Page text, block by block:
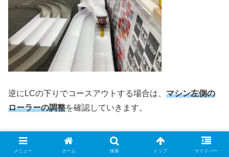
逆にLCの下りでコースアウトする場合は、 マシン左側の
ローラーの調整を確認していきます。
メニュー ホーム 検索 トップ サイドバー